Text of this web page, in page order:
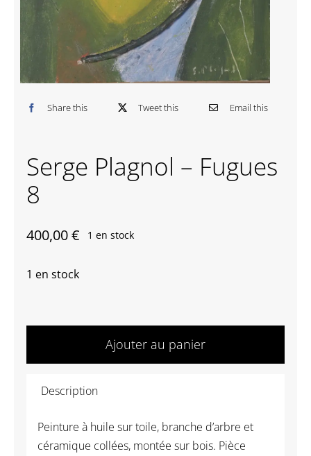
Share this Tweet this Email this
Serge Plagnol – Fugues
8
400,00€ 1 en stock
1 en stock
de
8
Ajouter au panier
Description
Peinture à huile sur toile, branche d’arbre et
céramique collées, montée sur bois. Pièce